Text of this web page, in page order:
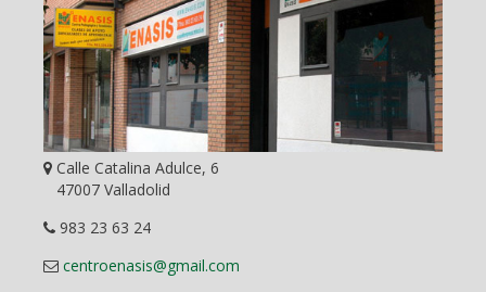
Calle Catalina Adulce, 6
47007 Valladolid
983 23 63 24
centroenasis@gmail.com